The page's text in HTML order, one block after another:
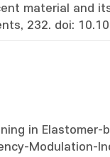
material and
232. doi:
in Elastomer-
Modulation-